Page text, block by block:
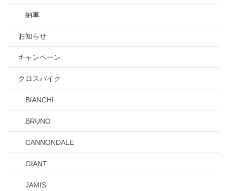
納車
お知らせ
キャンペーン
クロスバイク
BIANCHI
BRUNO
CANNONDALE
GIANT
JAMIS